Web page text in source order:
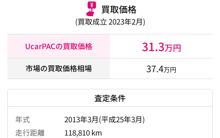
買取価格
(買取成立 2023年2月)
UcarPACの買取価格 31.3万円
市場の買取価格相場 37.4万円
査定条件
年式
2013年3月(平成25年3月)
走行距離
118,810 km